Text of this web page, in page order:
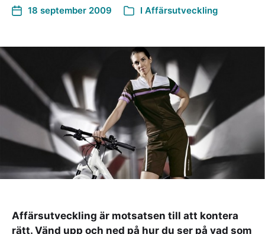
18 september 2009 I Affärsutveckling
Affärsutveckling är motsatsen till att kontera
rätt. Vänd upp och ned på hur du ser på vad som